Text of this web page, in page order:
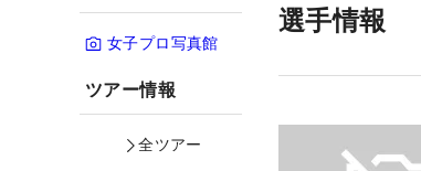
女子プロ写真館
ツアー情報
全ツアー
選手情報